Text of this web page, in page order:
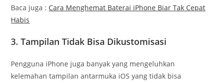
Baca juga : Cara Menghemat Baterai iPhone Biar Tak Cepat
Habis
3. Tampilan Tidak Bisa Dikustomisasi
Pengguna iPhone juga banyak yang mengeluhkan
kelemahan tampilan antarmuka iOS yang tidak bisa